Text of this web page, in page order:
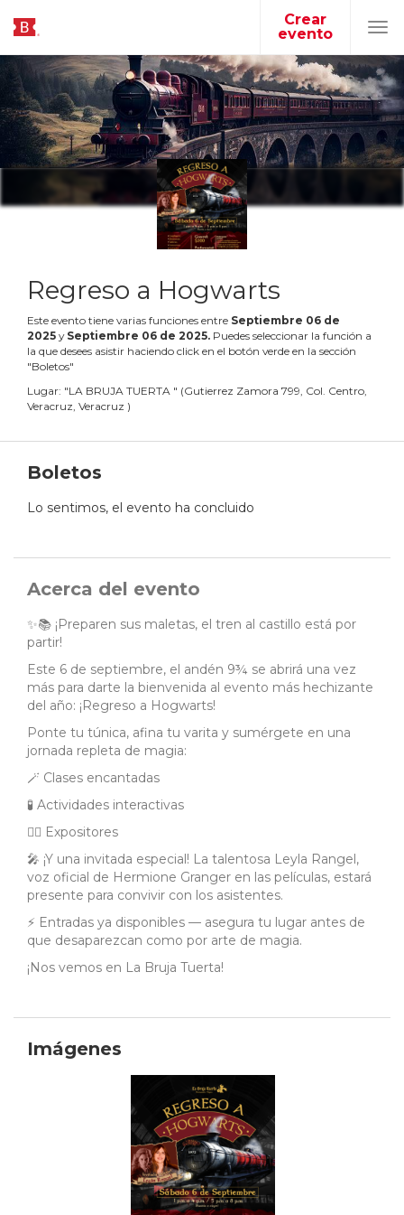
Crear
evento
Regreso a Hogwarts
Este evento tiene varias funciones entre Septiembre 06 de
2025 y Septiembre 06 de 2025. Puedes seleccionar la función a
la que desees asistir haciendo click en el botón verde en la sección
"Boletos"
Lugar: "LA BRUJA TUERTA " (Gutierrez Zamora 799, Col. Centro,
Veracruz, Veracruz )
Boletos
Lo sentimos, el evento ha concluido
Acerca del evento
✨📚 ¡Preparen sus maletas, el tren al castillo está por
partir!
Este 6 de septiembre, el andén 9¾ se abrirá una vez
más para darte la bienvenida al evento más hechizante
del año: ¡Regreso a Hogwarts!
Ponte tu túnica, afina tu varita y sumérgete en una
jornada repleta de magia:
🪄 Clases encantadas
🧪 Actividades interactivas
🧙‍♂️ Expositores
🎤 ¡Y una invitada especial! La talentosa Leyla Rangel,
voz oficial de Hermione Granger en las películas, estará
presente para convivir con los asistentes.
⚡ Entradas ya disponibles — asegura tu lugar antes de
que desaparezcan como por arte de magia.
¡Nos vemos en La Bruja Tuerta!
Imágenes